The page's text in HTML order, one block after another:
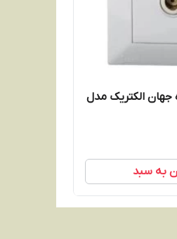
جهان الکتریک مدل
به سبد